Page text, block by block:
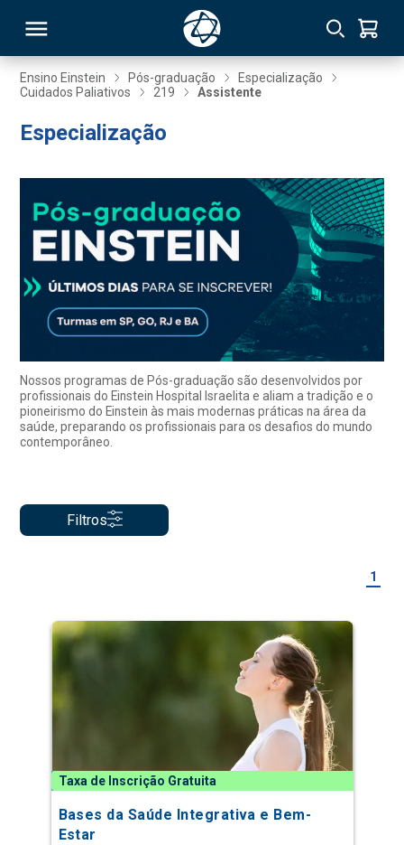
Ensino Einstein Pós-graduação
Especialização
Cuidados Paliativos
219 Assistente
Especialização
Nossos programas de Pós-graduação são desenvolvidos por
profissionais do Einstein Hospital Israelita e aliam a tradição e o
pioneirismo do Einstein às mais modernas práticas na área da
saúde, preparando os profissionais para os desafios do mundo
contemporâneo.
Filtros
1
Taxa de Inscrição Gratuita
Bases da Saúde Integrativa e Bem-
Estar